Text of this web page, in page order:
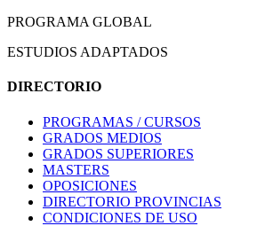
PROGRAMA GLOBAL
ESTUDIOS ADAPTADOS
DIRECTORIO
PROGRAMAS / CURSOS
GRADOS MEDIOS
GRADOS SUPERIORES
MASTERS
OPOSICIONES
DIRECTORIO PROVINCIAS
CONDICIONES DE USO